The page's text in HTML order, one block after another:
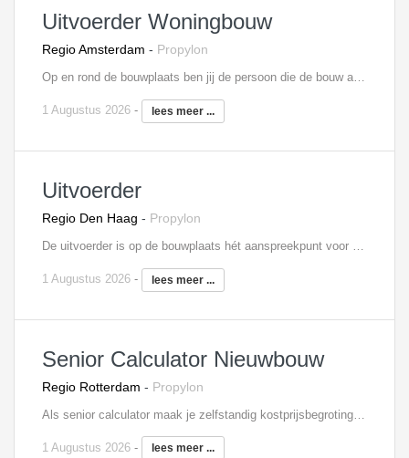
Uitvoerder Woningbouw
Regio Amsterdam - Propylon
Op en rond de bouwplaats ben jij de persoon die de bouw aanstuurt en realiseert. Je geeft leiding aan de uitvoering van één of meerdere woningbouwprojecten. Je stuurt onderaannemers aan, stemt samen met de projectleider de planning af, bewaakt de uren en je bent alert op ARBO-zaken. Je maakt samen met de werkvoorbereider(s) en de projectleider deel uit van een intern projectteam. Je bent verantwoordelijk voor het afroepen van materieel en materialen. Je onderhoudt contacten met alle betrokken partijen.
1 Augustus 2026 - lees meer ...
Uitvoerder
Regio Den Haag - Propylon
De uitvoerder is op de bouwplaats hét aanspreekpunt voor alle betrokken partijen op de bouw. Zo stuur je onderaannemers aan, heb je regelmatig overleg met de projectleider, verdeel je de werkzaamheden over de ploegen en geef je leiding aan junior uitvoerders. Verder ben je verantwoordelijk voor het afroepen van materieel en materialen, de algehele voortgang en planningen, het signaleren van meer- en minderwerk en de volledige personeelsinzet.
1 Augustus 2026 - lees meer ...
Senior Calculator Nieuwbouw
Regio Rotterdam - Propylon
1 Augustus 2026 - lees meer ...